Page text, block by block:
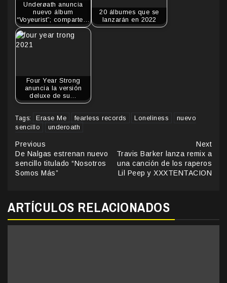
Underøath anuncia
nuevo álbum
“Voyeurist”; comparte…
20 álbumes que se
lanzarán en 2022
Four Year Strong
anuncia la versión
deluxe de su…
Tags: Erase Me fearless records Loneliness
nuevo
sencillo
underoath
Continue
Reading
Previous
De Nalgas estrenan nuevo
sencillo titulado “Nosotros
Somos Más”
Next
Travis Barker lanza remix a
una canción de los raperos
Lil Peep y XXXTENTACION
ARTÍCULOS RELACIONADOS